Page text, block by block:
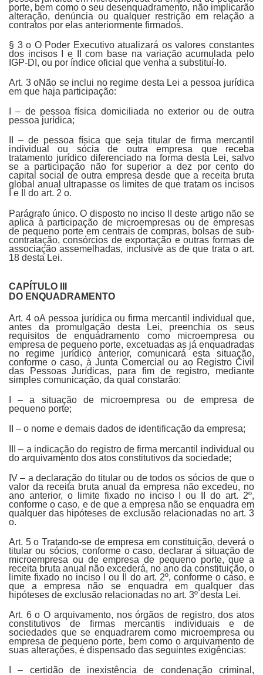
porte, bem como o seu desenquadramento, não implicarão
alteração, denúncia ou qualquer restrição em relação a
contratos por elas anteriormente firmados.
§ 3 o O Poder Executivo atualizará os valores constantes
dos incisos I e II com base na variação acumulada pelo
IGP-DI, ou por índice oficial que venha a substituí-lo.
Art. 3 oNão se inclui no regime desta Lei a pessoa jurídica
em que haja participação:
I – de pessoa física domiciliada no exterior ou de outra
pessoa jurídica;
II – de pessoa física que seja titular de firma mercantil
individual ou sócia de outra empresa que receba
tratamento jurídico diferenciado na forma desta Lei, salvo
se a participação não for superior a dez por cento do
capital social de outra empresa desde que a receita bruta
global anual ultrapasse os limites de que tratam os incisos
I e II do art. 2 o.
Parágrafo único. O disposto no inciso II deste artigo não se
aplica à participação de microempresas ou de empresas
de pequeno porte em centrais de compras, bolsas de sub-
contratação, consórcios de exportação e outras formas de
associação assemelhadas, inclusive as de que trata o art.
18 desta Lei.
CAPÍTULO III
DO ENQUADRAMENTO
Art. 4 oA pessoa jurídica ou firma mercantil individual que,
antes da promulgação desta Lei, preenchia os seus
requisitos de enquadramento como microempresa ou
empresa de pequeno porte, excetuadas as já enquadradas
no regime jurídico anterior, comunicará esta situação,
conforme o caso, à Junta Comercial ou ao Registro Civil
das Pessoas Jurídicas, para fim de registro, mediante
simples comunicação, da qual constarão:
I – a situação de microempresa ou de empresa de
pequeno porte;
II – o nome e demais dados de identificação da empresa;
III – a indicação do registro de firma mercantil individual ou
do arquivamento dos atos constitutivos da sociedade;
IV – a declaração do titular ou de todos os sócios de que o
valor da receita bruta anual da empresa não excedeu, no
ano anterior, o limite fixado no inciso I ou II do art. 2º,
conforme o caso, e de que a empresa não se enquadra em
qualquer das hipóteses de exclusão relacionadas no art. 3
o.
Art. 5 o Tratando-se de empresa em constituição, deverá o
titular ou sócios, conforme o caso, declarar a situação de
microempresa ou de empresa de pequeno porte, que a
receita bruta anual não excederá, no ano da constituição, o
limite fixado no inciso I ou II do art. 2º, conforme o caso, e
que a empresa não se enquadra em qualquer das
hipóteses de exclusão relacionadas no art. 3º desta Lei.
Art. 6 o O arquivamento, nos órgãos de registro, dos atos
constitutivos de firmas mercantis individuais e de
sociedades que se enquadrarem como microempresa ou
empresa de pequeno porte, bem como o arquivamento de
suas alterações, é dispensado das seguintes exigências:
I – certidão de inexistência de condenação criminal,